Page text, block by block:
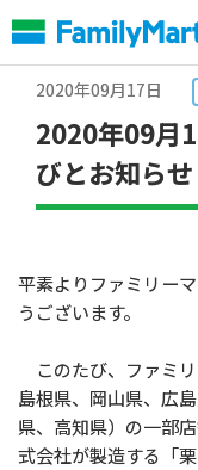
文
へ
2020年09月17日
2020年09月
びとお知らせ
平素よりファミリー
うございます。
このたび、ファミリ
島根県、岡山県、広
県、高知県）の一部
式会社が製造する「